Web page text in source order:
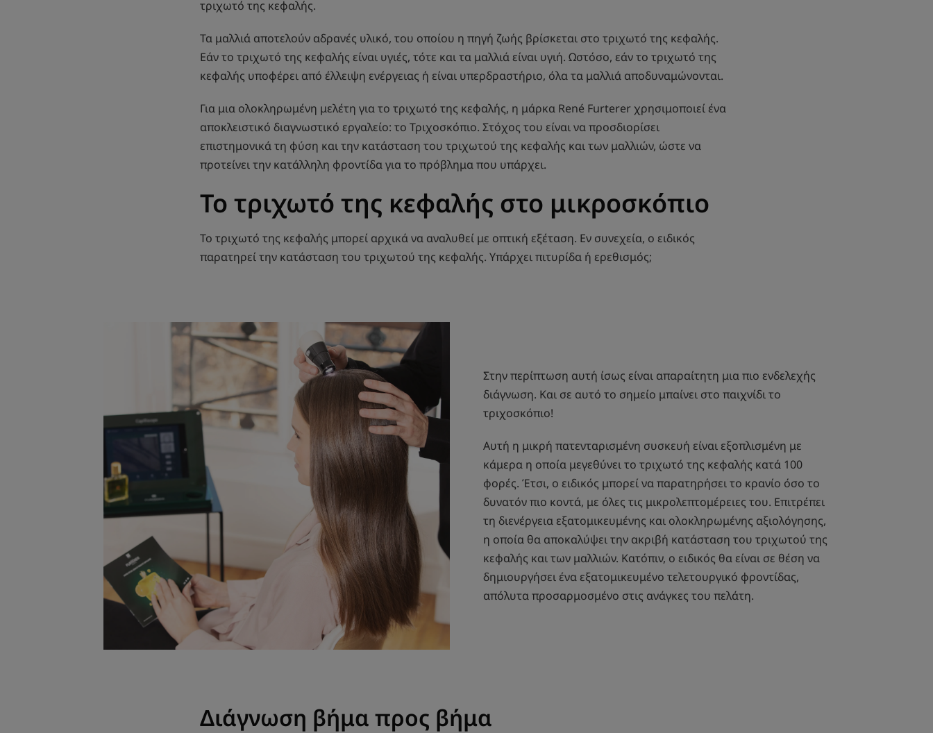
τριχωτό της κεφαλής.
Τα μαλλιά αποτελούν αδρανές υλικό, του οποίου η πηγή ζωής βρίσκεται στο τριχωτό της κεφαλής.
Εάν το τριχωτό της κεφαλής είναι υγιές, τότε και τα μαλλιά είναι υγιή. Ωστόσο, εάν το τριχωτό της
κεφαλής υποφέρει από έλλειψη ενέργειας ή είναι υπερδραστήριο, όλα τα μαλλιά αποδυναμώνονται.
Για μια ολοκληρωμένη μελέτη για το τριχωτό της κεφαλής, η μάρκα René Furterer χρησιμοποιεί ένα
αποκλειστικό διαγνωστικό εργαλείο: το Τριχοσκόπιο. Στόχος του είναι να προσδιορίσει
επιστημονικά τη φύση και την κατάσταση του τριχωτού της κεφαλής και των μαλλιών, ώστε να
προτείνει την κατάλληλη φροντίδα για το πρόβλημα που υπάρχει.
Το τριχωτό της κεφαλής στο μικροσκόπιο
Το τριχωτό της κεφαλής μπορεί αρχικά να αναλυθεί με οπτική εξέταση. Εν συνεχεία, ο ειδικός
παρατηρεί την κατάσταση του τριχωτού της κεφαλής. Υπάρχει πιτυρίδα ή ερεθισμός;
Στην περίπτωση αυτή ίσως είναι απαραίτητη μια πιο ενδελεχής
διάγνωση. Και σε αυτό το σημείο μπαίνει στο παιχνίδι το
τριχοσκόπιο!
Αυτή η μικρή πατενταρισμένη συσκευή είναι εξοπλισμένη με
κάμερα η οποία μεγεθύνει το τριχωτό της κεφαλής κατά 100
φορές. Έτσι, ο ειδικός μπορεί να παρατηρήσει το κρανίο όσο το
δυνατόν πιο κοντά, με όλες τις μικρολεπτομέρειες του. Επιτρέπει
τη διενέργεια εξατομικευμένης και ολοκληρωμένης αξιολόγησης,
η οποία θα αποκαλύψει την ακριβή κατάσταση του τριχωτού της
κεφαλής και των μαλλιών. Κατόπιν, ο ειδικός θα είναι σε θέση να
δημιουργήσει ένα εξατομικευμένο τελετουργικό φροντίδας,
απόλυτα προσαρμοσμένο στις ανάγκες του πελάτη.
Διάγνωση βήμα προς βήμα